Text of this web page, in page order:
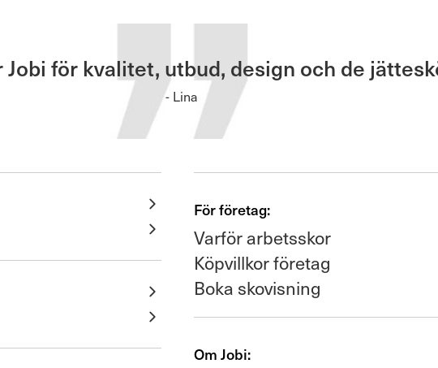
för kvalitet, utbud, design och de
- Lina
För företag:
Varför arbetsskor
Köpvillkor företag
Boka skovisning
Om Jobi: